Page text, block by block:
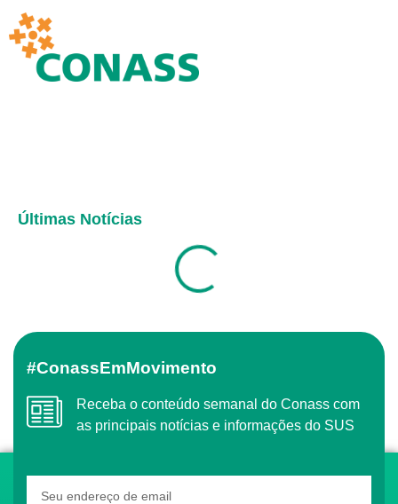
Últimas Notícias
#ConassEmMovimento
Receba o conteúdo semanal do Conass com
as principais notícias e informações do SUS